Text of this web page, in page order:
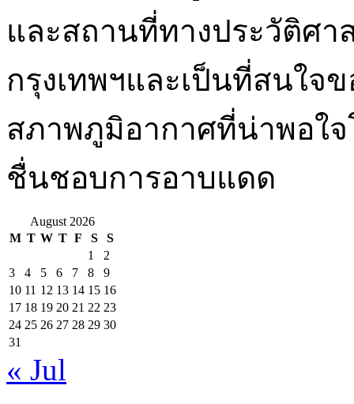
และสถานที่ทางประวัติศา
กรุงเทพฯและเป็นที่สนใจ
สภาพภูมิอากาศที่น่าพอใ
ชื่นชอบการอาบแดด
August 2026
M T W T F S
S
1
2
3
4 5 6 7 8
9
10 11 12 13 14 15 16
17 18 19 20 21 22 23
24 25 26 27 28 29 30
31
« Jul